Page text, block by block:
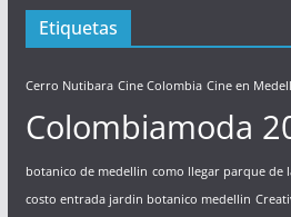
Etiquetas
Cerro Nutibara Cine Colombia Cine en
Colombiamoda
botanico de medellin como llegar parque de
costo entrada jardin botanico medellin